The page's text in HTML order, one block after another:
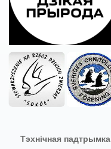
Тэхнічная падтрымка